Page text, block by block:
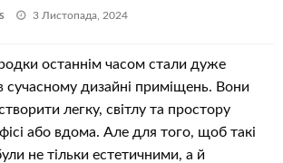
Опубліковано
3 Листопада, 2024
останнім часом стали дуже
сучасному дизайні приміщень. Вони
легку, світлу та простору
або вдома. Але для того, щоб такі
не тільки естетичними, а й